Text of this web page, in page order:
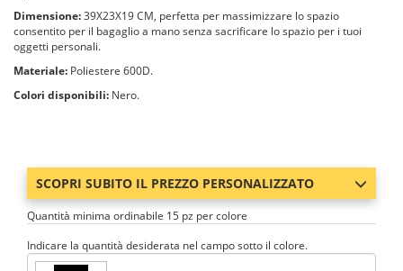
Dimensione:39X23X19 CM, perfetta per massimizzare lo spazio
consentito per il bagaglio a mano senza sacrificare lo spazio per i tuoi
oggetti personali.
Materiale: Poliestere 600D.
Colori disponibili: Nero.
SCOPRI SUBITO IL PREZZO PERSONALIZZATO
Quantità minima ordinabile 15 pz per colore
Indicare la quantità desiderata nel campo sotto il colore.